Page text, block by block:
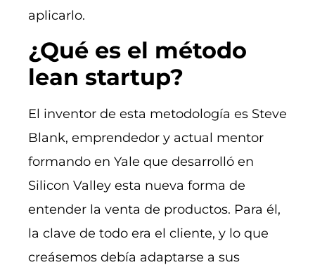
aplicarlo.
¿Qué es el método
lean startup?
El inventor de esta metodología es Steve
Blank, emprendedor y actual mentor
formando en Yale que desarrolló en
Silicon Valley esta nueva forma de
entender la venta de productos. Para él,
la clave de todo era el cliente, y lo que
creásemos debía adaptarse a sus